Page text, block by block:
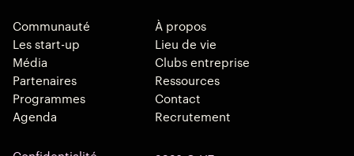
Communauté
Les start-up
Média
Partenaires
Programmes
Agenda
À propos
Lieu de vie
Clubs entreprise
Ressources
Contact
Recrutement